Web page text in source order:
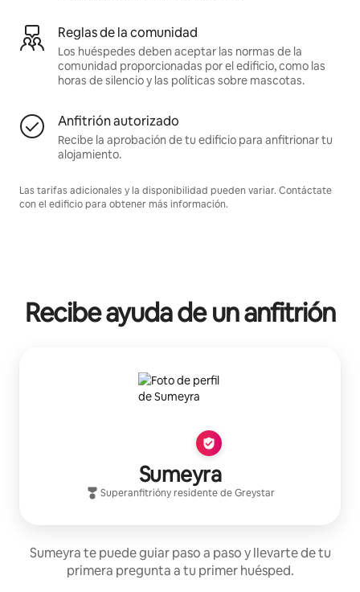
Reglas de la comunidad
Los huéspedes deben aceptar las normas de la
comunidad proporcionadas por el edificio, como las
horas de silencio y las políticas sobre mascotas.
Anfitrión autorizado
Recibe la aprobación de tu edificio para anfitrionar tu
alojamiento.
Las tarifas adicionales y la disponibilidad pueden variar. Contáctate
con el edificio para obtener más información.
Recibe ayuda de un anfitrión
Sumeyra
Superanfitrióny residente deGreystar
Sumeyra te puede guiar paso a paso y llevarte de tu
primera pregunta a tu primer huésped.